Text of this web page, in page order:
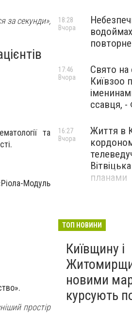
за секунди»,
та
Модуль
простір
18:28
Вчора
Свято на
Київзоо
ссавця,
17:46
Вчора
Життя в
планами
16:27
Вчора
ТОП НОВИНИ
Київщину і
новими
курсують